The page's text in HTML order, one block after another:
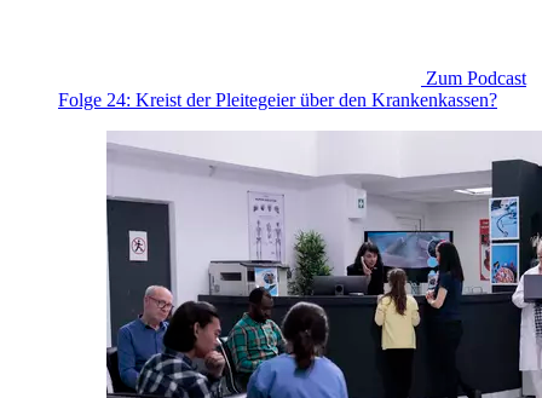
Zum Podcast
Folge 24: Kreist der Pleitegeier über den Krankenkassen?